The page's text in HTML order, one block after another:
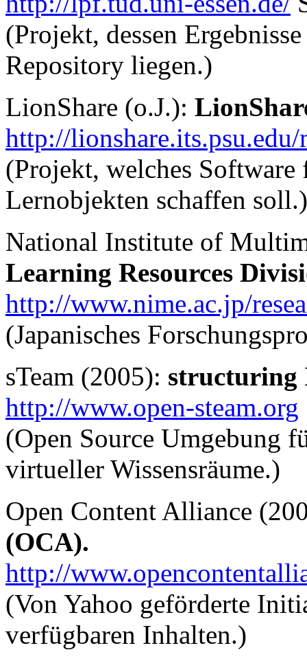
(Projekt, dessen
Repository liegen.)
LionShare (o.J.):
http://lionshare.its.psu.edu/
(Projekt, welches
Lernobjekten schaffen soll.)
National Institute of
Learning Resources
http://www.nime.ac.jp/
(Japanisches
sTeam (2005): structuring
http://www.open-steam.org
(Open Source Umgebung
virtueller Wissensräume.)
Open Content Alliance
(OCA).
http://
(Von Yahoo geförderte
verfügbaren Inhalten.)